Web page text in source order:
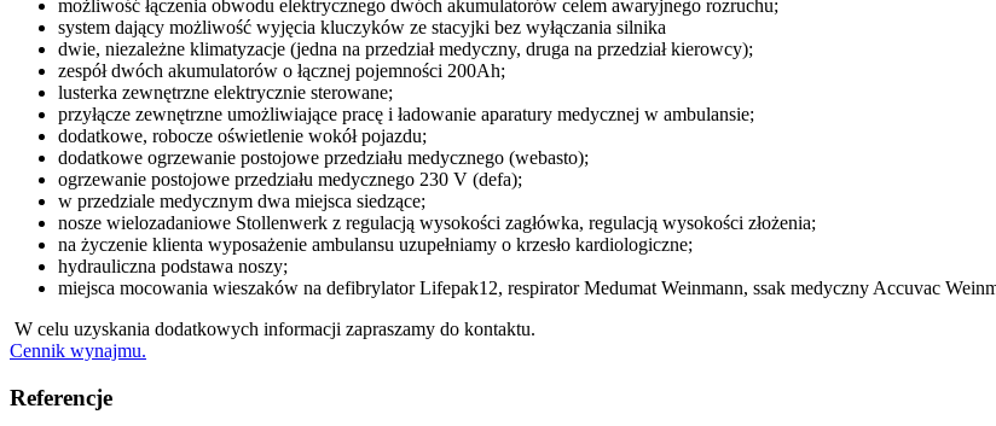
możliwość łączenia obwodu elektrycznego dwóch akumulatorów celem awaryjnego rozruchu;
system dający możliwość wyjęcia kluczyków ze stacyjki bez wyłączania silnika
dwie, niezależne klimatyzacje (jedna na przedział medyczny, druga na przedział kierowcy);
zespół dwóch akumulatorów o łącznej pojemności 200Ah;
lusterka zewnętrzne elektrycznie sterowane;
przyłącze zewnętrzne umożliwiające pracę i ładowanie aparatury medycznej w ambulansie;
dodatkowe, robocze oświetlenie wokół pojazdu;
dodatkowe ogrzewanie postojowe przedziału medycznego (webasto);
ogrzewanie postojowe przedziału medycznego 230 V (defa);
w przedziale medycznym dwa miejsca siedzące;
nosze wielozadaniowe Stollenwerk z regulacją wysokości zagłówka, regulacją wysokości złożenia;
na życzenie klienta wyposażenie ambulansu uzupełniamy o krzesło kardiologiczne;
hydrauliczna podstawa noszy;
miejsca mocowania wieszaków na defibrylator Lifepak12, respirator Medumat Weinmann, ssak medyczny Accuvac
W celu uzyskania dodatkowych informacji zapraszamy do kontaktu.
Cennik wynajmu.
Referencje